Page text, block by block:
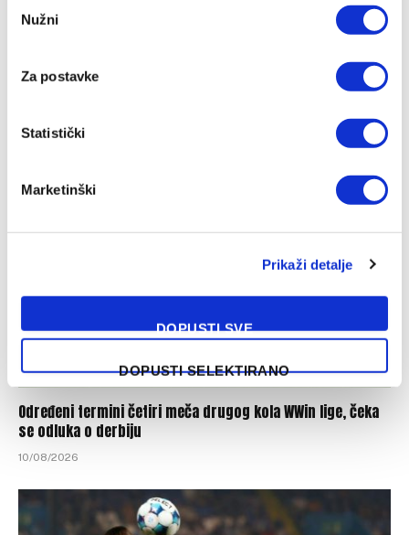
Selection
Nužni
Za postavke
Statistički
Marketinški
Prikaži detalje
DOPUSTI SVE
DOPUSTI SELEKTIRANO
UEFA ponovo kaznila Borac zbog ponašanja navijača
Određeni termini četiri meča drugog kola WWin lige, čeka
se odluka o derbiju
10/08/2026